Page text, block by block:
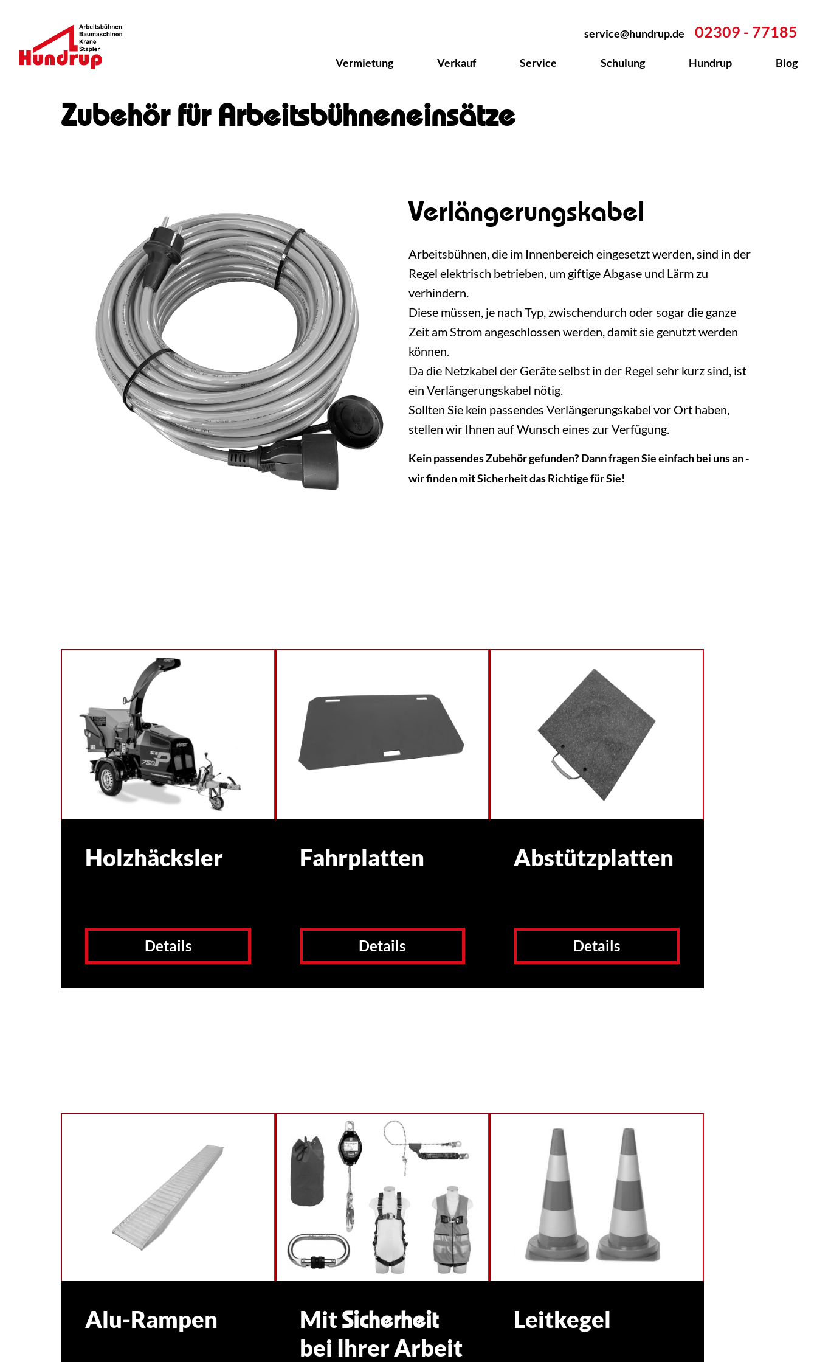
service@hundrup.de 02309 - 77185
Vermietung Verkauf Service Schulung Hundrup Blog
Zubehör für Arbeitsbühneneinsätze
Verlängerungskabel
Arbeitsbühnen, die im Innenbereich eingesetzt werden, sind in der
Regel elektrisch betrieben, um giftige Abgase und Lärm zu
verhindern.
Diese müssen, je nach Typ, zwischendurch oder sogar die ganze
Zeit am Strom angeschlossen werden, damit sie genutzt werden
können.
Da die Netzkabel der Geräte selbst in der Regel sehr kurz sind, ist
ein Verlängerungskabel nötig.
Sollten Sie kein passendes Verlängerungskabel vor Ort haben,
stellen wir Ihnen auf Wunsch eines zur Verfügung.
Kein passendes Zubehör gefunden? Dann fragen Sie einfach bei uns an -
wir finden mit Sicherheit das Richtige für Sie!
Holzhäcksler
Details
Fahrplatten
Details
Abstützplatten
Details
Alu-Rampen MitSicherheit
bei Ihrer Arbeit
Leitkegel